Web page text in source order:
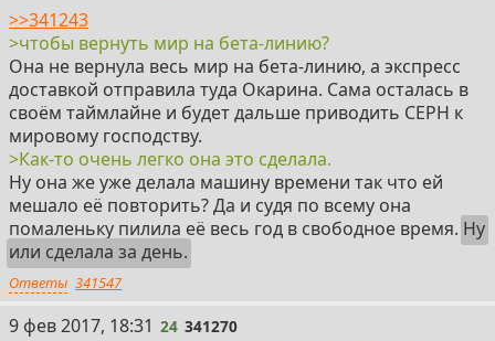
>>341243
>чтобы вернуть мир на бета-линию?
Она не вернула весь мир на бета-линию, а экспресс
доставкой отправила туда Окарина. Сама осталась в
своём таймлайне и будет дальше приводить СЕРН к
мировому господству.
>Как-то очень легко она это сделала.
Ну она же уже делала машину времени так что ей
мешало её повторить? Да и судя по всему она
помаленьку пилила её весь год в свободное время. Ну
или сделала за день.
Ответы 341547
24
9 фев 2017, 18:31 24 341270